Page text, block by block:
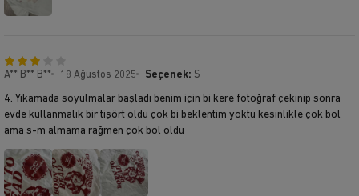
A** B** B** 18 Ağustos 2025 Seçenek: S
4. Yıkamada soyulmalar başladı benim için bi kere fotoğraf çekinip sonra
evde kullanmalık bir tişört oldu çok bi beklentim yoktu kesinlikle çok bol
ama s-m almama rağmen çok bol oldu